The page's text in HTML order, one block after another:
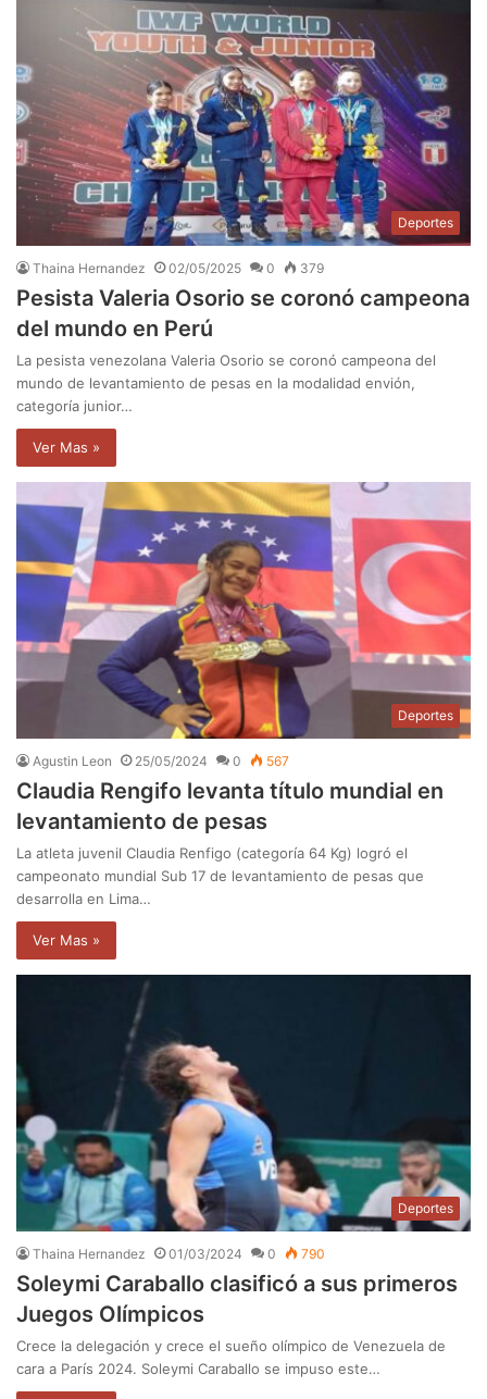
Deportes
Thaina Hernandez 02/05/2025 0 379
Pesista Valeria Osorio se coronó campeona
del mundo en Perú
La pesista venezolana Valeria Osorio se coronó campeona del
mundo de levantamiento de pesas en la modalidad envión,
categoría junior…
Ver Mas »
Deportes
Agustin Leon 25/05/2024 0 567
Claudia Rengifo levanta título mundial en
levantamiento de pesas
La atleta juvenil Claudia Renfigo (categoría 64 Kg) logró el
campeonato mundial Sub 17 de levantamiento de pesas que
desarrolla en Lima…
Ver Mas »
Deportes
Thaina Hernandez 01/03/2024 0 790
Soleymi Caraballo clasificó a sus primeros
Juegos Olímpicos
Crece la delegación y crece el sueño olímpico de Venezuela de
cara a París 2024. Soleymi Caraballo se impuso este…